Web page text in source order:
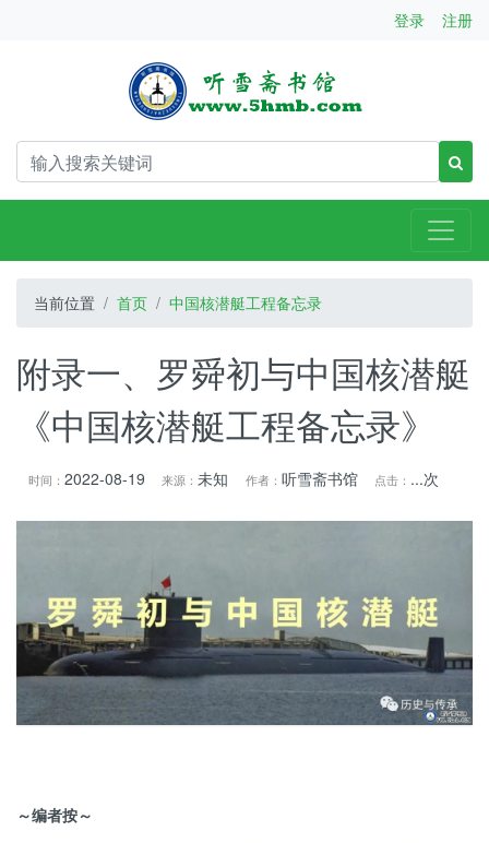
登录 注册
当前位置 首页 中国核潜艇工程备忘录
附录一、罗舜初与中国核潜艇
《中国核潜艇工程备忘录》
时间：2022-08-19 来源：未知 作者： 听雪斋书馆 点击： ...次
～编者按～